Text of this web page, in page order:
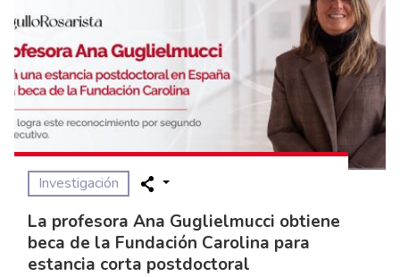
Investigación
La profesora Ana Guglielmucci obtiene
beca de la Fundación Carolina para
estancia corta postdoctoral